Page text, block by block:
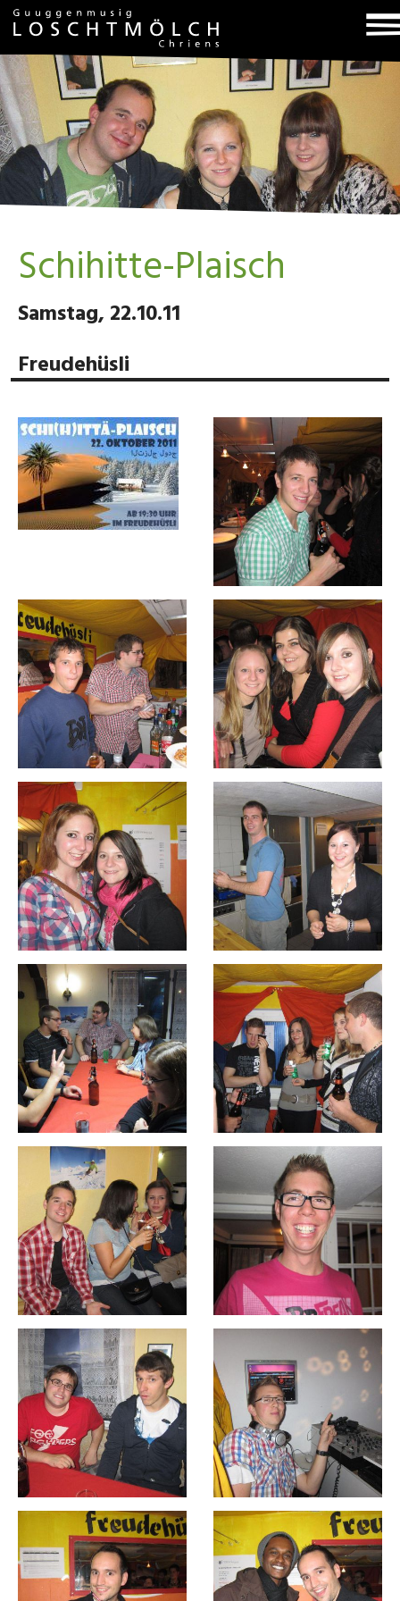
Schihitte-Plaisch
Samstag, 22.10.11
Freudehüsli